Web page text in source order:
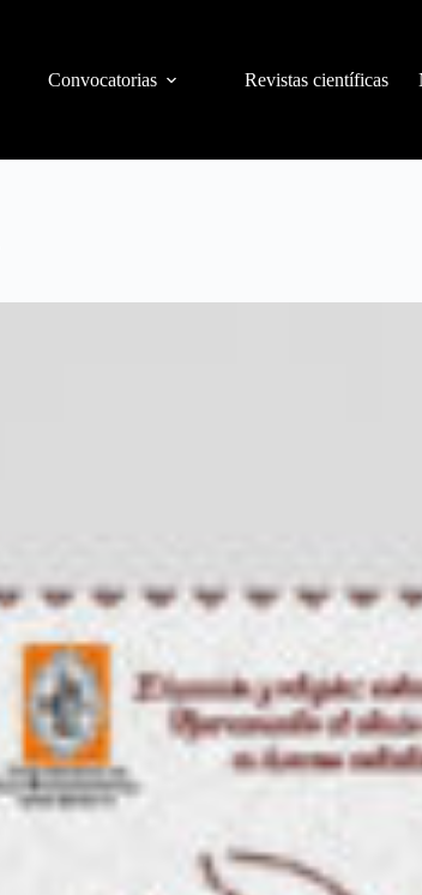
Convocatorias Revistas científicas